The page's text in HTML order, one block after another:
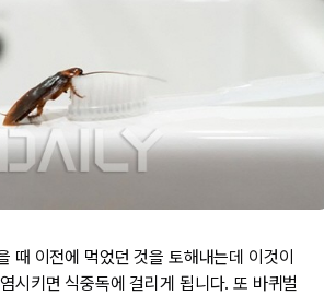
때 이전에 먹었던 것을 토해내는데 이것이
시키면 식중독에 걸리게 됩니다. 또 바퀴벌